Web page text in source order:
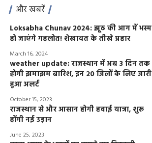
और खबरें
Loksabha Chunav 2024: झूठ की आग में भस्म
हो जाएंगे गहलोत! शेखावत के तीखे प्रहार
March 16, 2024
weather update: राजस्थान में अब 3 दिन तक
होगी झमाझम बारिश, इन 20 जिलों के लिए जारी
हुआ अलर्ट
October 15, 2023
राजस्थान से और आसान होगी हवाई यात्रा, शुरू
होंगी नई उड़ान
June 25, 2023